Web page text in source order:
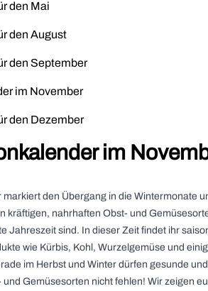
den Mai
den August
den September
im November
den Dezember
im
markiert den Übergang in die Wintermonate
kräftigen, nahrhaften Obst- und
Jahreszeit sind. In dieser Zeit findet ihr
wie Kürbis, Kohl, Wurzelgemüse und
im Herbst und Winter dürfen gesunde und
und Gemüsesorten nicht fehlen! Wir zeigen